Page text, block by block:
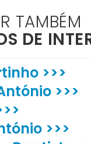
TAMBÉM
DE
>>>
>>>
>>>